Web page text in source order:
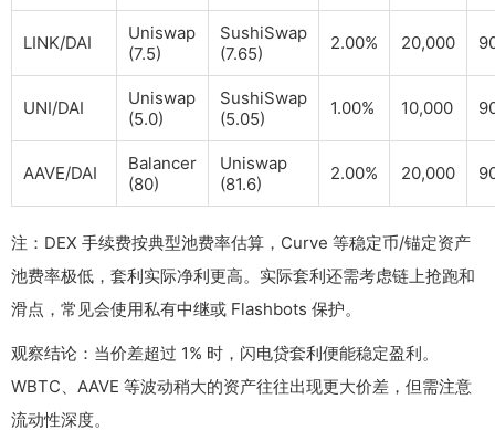
LINK/DAI
Uniswap
(7.5)
SushiSwap
(7.65)
2.00% 20,000
UNI/DAI
Uniswap
(5.0)
SushiSwap
(5.05)
1.00% 10,000
AAVE/DAI
Balancer
(80)
Uniswap
(81.6)
2.00% 20,000
注：DEX 手续费按典型池费率估算，Curve 等稳定币/锚定资产
池费率极低，套利实际净利更高。实际套利还需考虑链上抢跑和
滑点，常见会使用私有中继或 Flashbots 保护。
观察结论：当价差超过 1% 时，闪电贷套利便能稳定盈利。
WBTC、AAVE 等波动稍大的资产往往出现更大价差，但需注意
流动性深度。